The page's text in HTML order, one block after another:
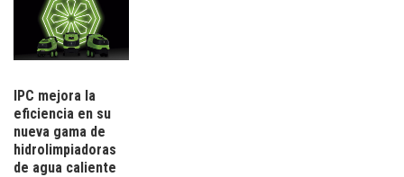
IPC mejora la
eficiencia en su
nueva gama de
hidrolimpiadoras
de agua caliente